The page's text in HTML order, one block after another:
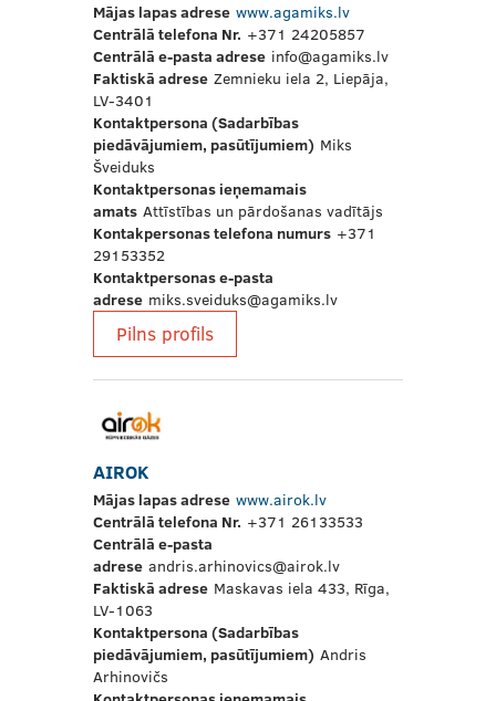
Mājas lapas adrese www.agamiks.lv
Centrālā telefona Nr. +371 24205857
Centrālā e-pasta adrese info@agamiks.lv
Faktiskā adrese Zemnieku iela 2, Liepāja,
LV-3401
Kontaktpersona (Sadarbības
piedāvājumiem, pasūtījumiem) Miks
Šveiduks
Kontaktpersonas ieņemamais
amats Attīstības un pārdošanas vadītājs
Kontakpersonas telefona numurs +371
29153352
Kontaktpersonas e-pasta
adrese miks.sveiduks@agamiks.lv
Pilns profils
AIROK
Mājas lapas adrese www.airok.lv
Centrālā telefona Nr. +371 26133533
Centrālā e-pasta
adrese andris.arhinovics@airok.lv
Faktiskā adrese Maskavas iela 433, Rīga,
LV-1063
Kontaktpersona (Sadarbības
piedāvājumiem, pasūtījumiem) Andris
Arhinovičs